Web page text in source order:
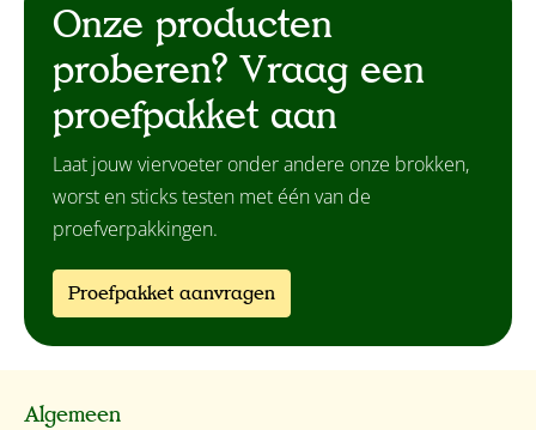
Onze producten
proberen? Vraag een
proefpakket aan
Laat jouw viervoeter onder andere onze brokken,
worst en sticks testen met één van de
proefverpakkingen.
Proefpakket aanvragen
Algemeen